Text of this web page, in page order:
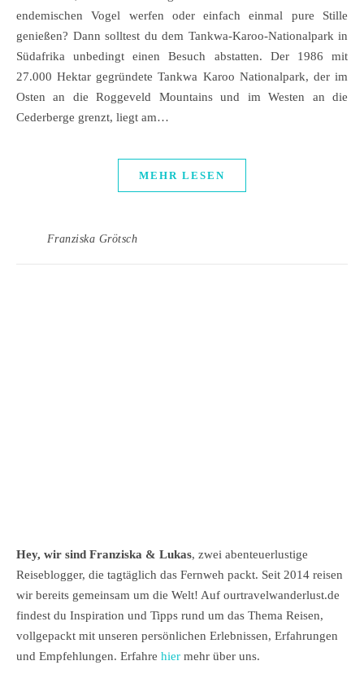
endemischen Vogel werfen oder einfach einmal pure Stille
genießen? Dann solltest du dem Tankwa-Karoo-Nationalpark in
Südafrika unbedingt einen Besuch abstatten. Der 1986 mit
27.000 Hektar gegründete Tankwa Karoo Nationalpark, der im
Osten an die Roggeveld Mountains und im Westen an die
Cederberge grenzt, liegt am…
MEHR LESEN
Franziska Grötsch
Hey, wir sind Franziska & Lukas, zwei abenteuerlustige
Reiseblogger, die tagtäglich das Fernweh packt. Seit 2014 reisen
wir bereits gemeinsam um die Welt! Auf ourtravelwanderlust.de
findest du Inspiration und Tipps rund um das Thema Reisen,
vollgepackt mit unseren persönlichen Erlebnissen, Erfahrungen
und Empfehlungen. Erfahre hier mehr über uns.